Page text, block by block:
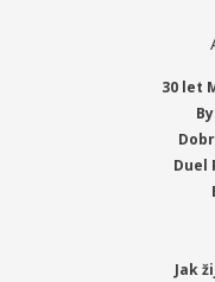
30 let
Duel
Jak